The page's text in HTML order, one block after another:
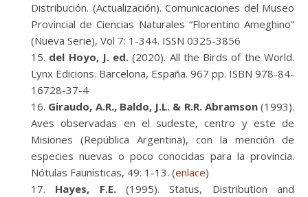
Distribución. (Actualización). Comunicaciones del Museo
Provincial de Ciencias Naturales “Florentino Ameghino”
(Nueva Serie), Vol 7: 1-344. ISSN 0325-3856
del Hoyo, J. ed. (2020). All the Birds of the World.
Lynx Edicions. Barcelona, España. 967 pp. ISBN 978-84-
16728-37-4
Giraudo, A.R., Baldo, J.L. & R.R. Abramson(1993).
Aves observadas en el sudeste, centro y este de
Misiones (República Argentina), con la mención de
especies nuevas o poco conocidas para la provincia.
Nótulas Faunísticas, 49: 1-13. (enlace)
Hayes, F.E.(1995). Status, Distribution and